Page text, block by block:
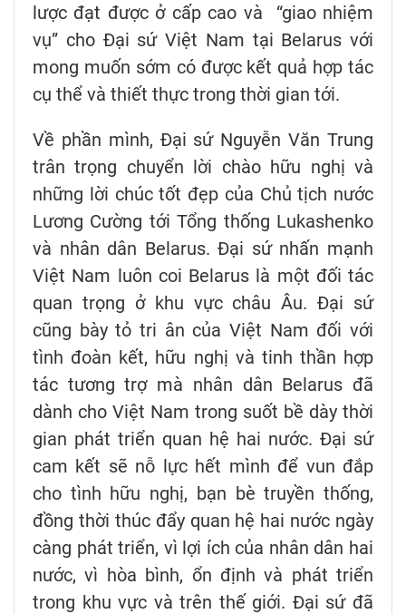
lược đạt được ở cấp cao và “giao nhiệm
vụ” cho Đại sứ Việt Nam tại Belarus với
mong muốn sớm có được kết quả hợp tác
cụ thể và thiết thực trong thời gian tới.
Về phần mình, Đại sứ Nguyễn Văn Trung
trân trọng chuyển lời chào hữu nghị và
những lời chúc tốt đẹp của Chủ tịch nước
Lương Cường tới Tổng thống Lukashenko
và nhân dân Belarus. Đại sứ nhấn mạnh
Việt Nam luôn coi Belarus là một đối tác
quan trọng ở khu vực châu Âu. Đại sứ
cũng bày tỏ tri ân của Việt Nam đối với
tình đoàn kết, hữu nghị và tinh thần hợp
tác tương trợ mà nhân dân Belarus đã
dành cho Việt Nam trong suốt bề dày thời
gian phát triển quan hệ hai nước. Đại sứ
cam kết sẽ nỗ lực hết mình để vun đắp
cho tình hữu nghị, bạn bè truyền thống,
đồng thời thúc đẩy quan hệ hai nước ngày
càng phát triển, vì lợi ích của nhân dân hai
nước, vì hòa bình, ổn định và phát triển
trong khu vực và trên thế giới. Đại sứ đã